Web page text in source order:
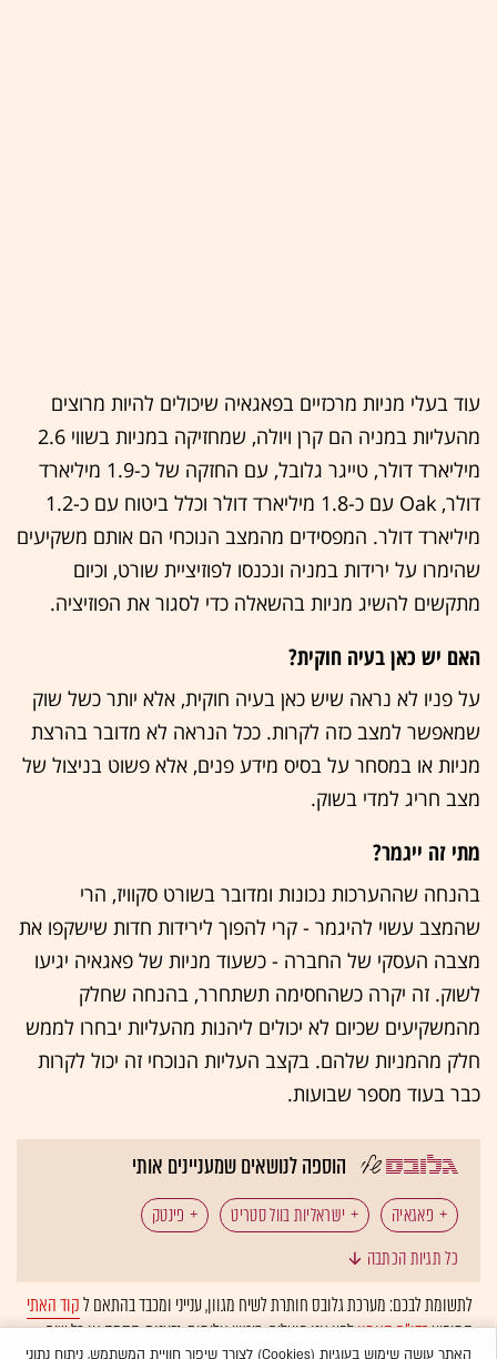
עוד בעלי מניות מרכזיים בפאגאיה שיכולים להיות מרוצים
מהעליות במניה הם קרן ויולה, שמחזיקה במניות בשווי 2.6
מיליארד דולר, טייגר גלובל, עם החזקה של כ-1.9 מיליארד
דולר, Oak עם כ-1.8 מיליארד דולר וכלל ביטוח עם כ-1.2
מיליארד דולר. המפסידים מהמצב הנוכחי הם אותם משקיעים
שהימרו על ירידות במניה ונכנסו לפוזיציית שורט, וכיום
מתקשים להשיג מניות בהשאלה כדי לסגור את הפוזיציה.
האם יש כאן בעיה חוקית?
על פניו לא נראה שיש כאן בעיה חוקית, אלא יותר כשל שוק
שמאפשר למצב כזה לקרות. ככל הנראה לא מדובר בהרצת
מניות או במסחר על בסיס מידע פנים, אלא פשוט בניצול של
מצב חריג למדי בשוק.
מתי זה ייגמר?
בהנחה שההערכות נכונות ומדובר בשורט סקוויז, הרי
שהמצב עשוי להיגמר - קרי להפוך לירידות חדות שישקפו את
מצבה העסקי של החברה - כשעוד מניות של פאגאיה יגיעו
לשוק. זה יקרה כשהחסימה תשתחרר, בהנחה שחלק
מהמשקיעים שכיום לא יכולים ליהנות מהעליות יבחרו לממש
חלק מהמניות שלהם. בקצב העליות הנוכחי זה יכול לקרות
כבר בעוד מספר שבועות.
הוספה לנושאים שמעניינים אותי
פאגאיה ישראליות בוול סטריט פינטק
שורטיסטים
כל תגיות הכתבה
לתשומת לבכם: מערכת גלובס חותרת לשיח מגוון, ענייני ומכבד בהתאם לקוד האתי
המופיעבדו"ח האמוןלפיו אנו פועלים. ביטויי אלימות, גזענות, הסתה או כל שיח
האתר עושה שימוש בעוגיות (Cookies) לצורך שיפור חוויית המשתמש, ניתוח נתוני